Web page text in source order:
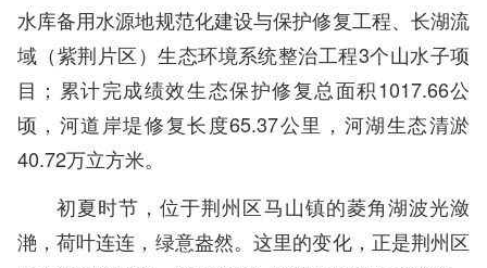
水库备用水源地规范化建设与保护修复工程、长湖流
域（紫荆片区）生态环境系统整治工程3个山水子项
目；累计完成绩效生态保护修复总面积1017.66公
顷，河道岸堤修复长度65.37公里，河湖生态清淤
40.72万立方米。
初夏时节，位于荆州区马山镇的菱角湖波光潋
滟，荷叶连连，绿意盎然。这里的变化，正是荆州区